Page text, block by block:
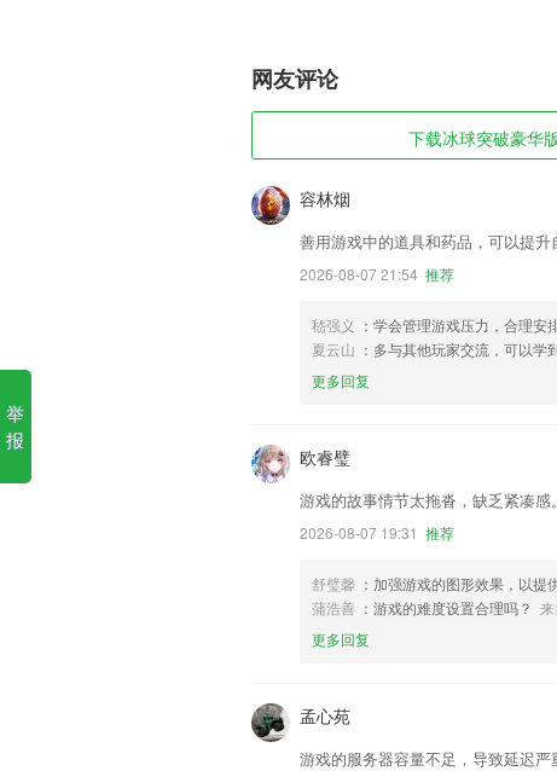
网友评论
下载冰球突破豪华
容林烟
善用游戏中的道具和药品，可以提升
2026-08-07 21:54 推荐
嵇强义 ：学会管理游戏压力，合理
夏云山 ：多与其他玩家交流，可以学
更多回复
欧睿璧
游戏的故事情节太拖沓，缺乏紧凑感。
2026-08-07 19:31 推荐
舒璧馨 ：加强游戏的图形效果，以提
蒲浩善 ：游戏的难度设置合理吗？ 来
更多回复
孟心苑
游戏的服务器容量不足，导致延迟严
举
报